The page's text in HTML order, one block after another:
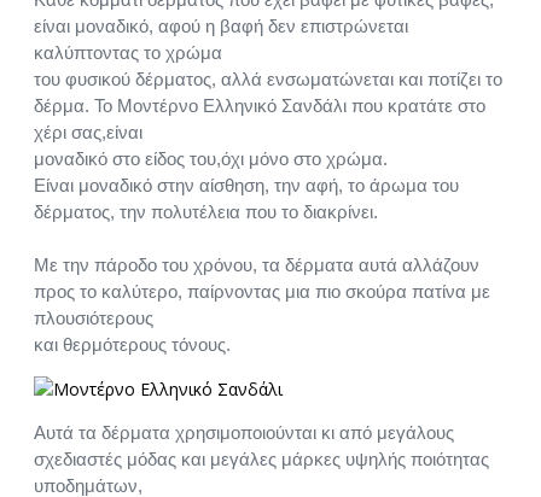
είναι μοναδικό, αφού η βαφή δεν επιστρώνεται
καλύπτοντας το χρώμα
του φυσικού δέρματος, αλλά ενσωματώνεται και ποτίζει το
δέρμα. Το Μοντέρνο Ελληνικό Σανδάλι που κρατάτε στο
χέρι σας,είναι
μοναδικό στο είδος του,όχι μόνο στο χρώμα.
Είναι μοναδικό στην αίσθηση, την αφή, το άρωμα του
δέρματος, την πολυτέλεια που το διακρίνει.
Με την πάροδο του χρόνου, τα δέρματα αυτά αλλάζουν
προς το καλύτερο, παίρνοντας μια πιο σκούρα πατίνα με
πλουσιότερους
και θερμότερους τόνους.
Αυτά τα δέρματα χρησιμοποιούνται κι από μεγάλους
σχεδιαστές μόδας και μεγάλες μάρκες υψηλής ποιότητας
υποδημάτων,